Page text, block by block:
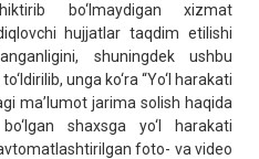
bo‘lmaydigan xizmat
hujjatlar taqdim etilishi
shuningdek ushbu
unga ko‘ra “Yo‘l harakati
ma’lumot jarima solish haqida
shaxsga yo‘l harakati
foto- va video